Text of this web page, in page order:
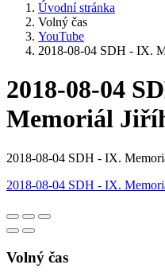
Úvodní stránka
Volný čas
YouTube
2018-08-04 SDH - IX.
2018-08-04
Memoriál
2018-08-04 SDH - IX.
2018-08-04 SDH - IX.
Volný čas